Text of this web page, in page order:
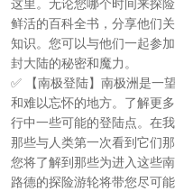
这里。无论您哪个时间来探
鲜活的百科全书，分享他们
知识。您可以与他们一起参
封大陆的秘密和魔力。
✅ 【南极登陆】南极洲是一
和难以忘怀的地方。了解更
行中一些可能的登陆点。在
那些与人类第一次看到它们
您将了解到那些为进入这些
路德的探险游轮将带您尽可